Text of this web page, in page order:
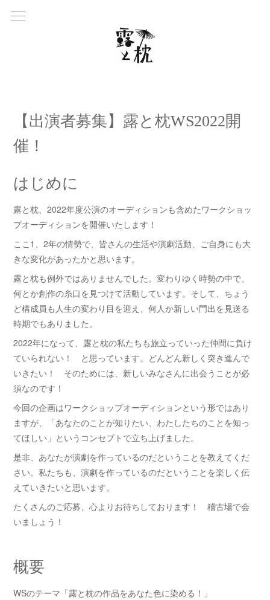
【出演者募集】露と枕WS2022開
催！
はじめに
露と枕、2022年度公演のオーディションも含めたワークショッ
プオーディションを開催いたします！
ここ1、2年の情勢で、皆さんの生活や演劇活動、ご自身にも大
きな変化があったかと思います。
露と枕も例外ではありませんでした。変わりゆく時勢の中で、
何とか創作の糸口を見つけて活動しています。そして、ちょう
ど構成員も人生の変わり目を迎え、何人か新しい門出を見送る
時期でもありました。
2022年になって、露と枕の私たちも旅立っていった仲間に負け
ていられない！ と思っています。どんどん新しく突き進んで
いきたい！ そのためには、新しいみなさんに出会うことが必
須なのです！
今回の企画はワークショップオーディションという形ではあり
ますが、「あなたのことが知りたい、わたしたちのことを知っ
てほしい」というコンセプトで立ち上げました。
是非、あなたが演劇を作っているのだということを教えてくだ
さい。私たちも、演劇を作っているのだということを楽しく伝
えていきたいと思います。
たくさんのご応募、心よりお待ちしております！ 稽古場で会
いましょう！
概要
WSのテーマ「露と枕の作品をあなた色に染める！」